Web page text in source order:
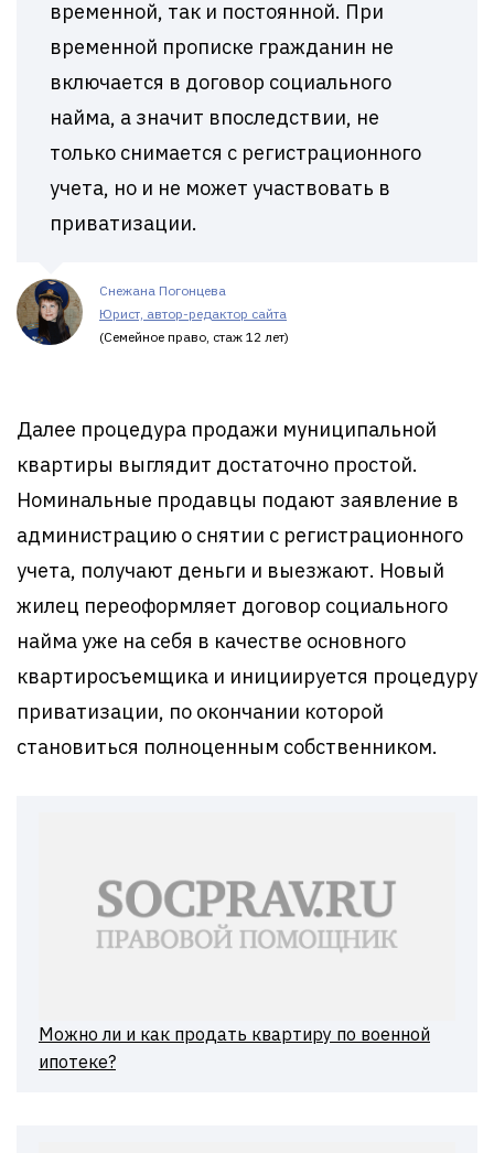
временной, так и постоянной. При
временной прописке гражданин не
включается в договор социального
найма, а значит впоследствии, не
только снимается с регистрационного
учета, но и не может участвовать в
приватизации.
Снежана Погонцева
Юрист, автор-редактор сайта
(Семейное право, стаж 12 лет)
Далее процедура продажи муниципальной
квартиры выглядит достаточно простой.
Номинальные продавцы подают заявление в
администрацию о снятии с регистрационного
учета, получают деньги и выезжают. Новый
жилец переоформляет договор социального
найма уже на себя в качестве основного
квартиросъемщика и инициируется процедуру
приватизации, по окончании которой
становиться полноценным собственником.
Можно ли и как продать квартиру по военной
ипотеке?